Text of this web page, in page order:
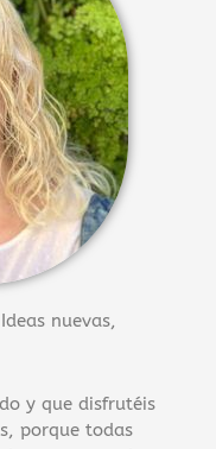
nuevas,
y que disfrutéis
porque todas